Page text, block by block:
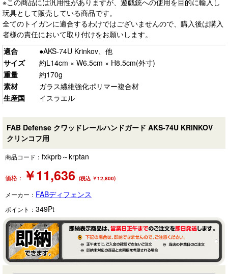
玩具として販売している商品です。
全てのトイガンに適合するわけではございませんので、購入後は購入
者様の責任において取り付けをお願いします。
適合
●AKS-74U Krinkov、他
サイズ
約L14cm × W6.5cm × H8.5cm(外寸)
重量
約170g
素材
ガラス繊維強化ポリマー複合材
生産国
イスラエル
FAB Defense クワッドレールハンドガード AKS-74U KRINKOV
クリンコフ用
商品コード： fxkprb～krptan
価格： ￥11,636 (税込 ￥12,800)
メーカー： FABディフェンス
ポイント： 349Pt